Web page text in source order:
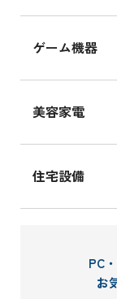
ゲーム機器
美容家電
住宅設備
PC
お